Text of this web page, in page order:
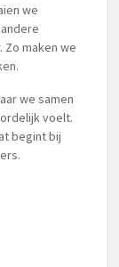
we
Zo maken we
we samen
voelt.
begint bij